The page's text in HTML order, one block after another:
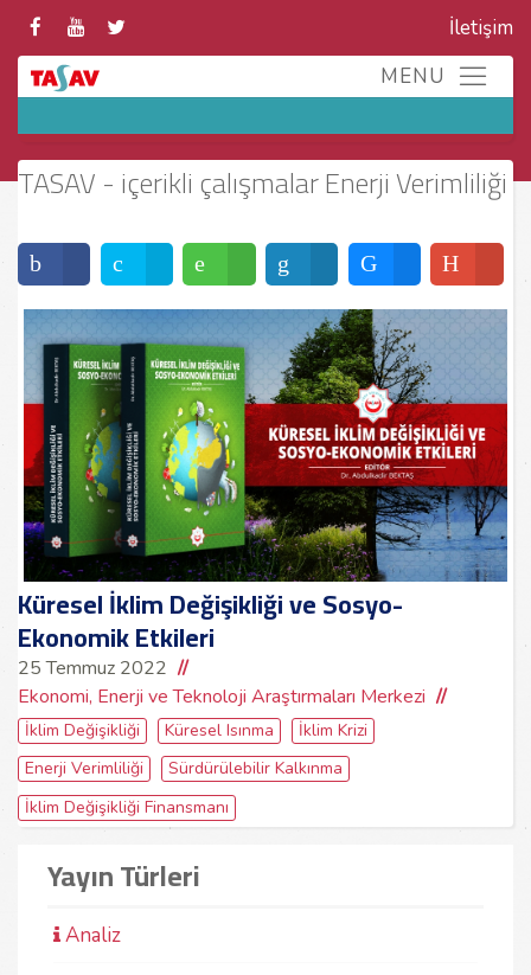
İletişim
TASAV - içerikli çalışmalar Enerji Verimliliği
Küresel İklim Değişikliği ve Sosyo-
Ekonomik Etkileri
25 Temmuz 2022
Ekonomi, Enerji ve Teknoloji Araştırmaları Merkezi
İklim Değişikliği Küresel Isınma
İklim Krizi
Enerji Verimliliği
Sürdürülebilir Kalkınma
İklim Değişikliği Finansmanı
Yayın Türleri
Analiz